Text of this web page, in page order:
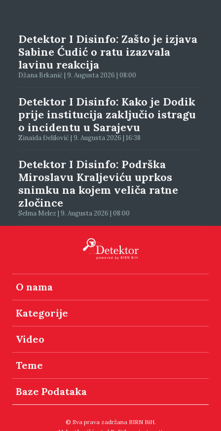
Detektor I Disinfo: Zašto je izjava
Sabine Ćudić o ratu izazvala
lavinu reakcija
Džana Brkanić | 9. Augusta 2026 | 08:00
Detektor I Disinfo: Kako je Dodik
prije institucija zaključio istragu
o incidentu u Sarajevu
Zinaida Đelilović | 9. Augusta 2026 | 16:38
Detektor I Disinfo: Podrška
Miroslavu Kraljeviću uprkos
snimku na kojem veliča ratne
zločince
Selma Melez | 9. Augusta 2026 | 08:00
O nama
Kategorije
Video
Teme
Baze Podataka
© Sva prava zadržana BIRN BiH.